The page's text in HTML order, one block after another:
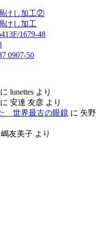
けし加工②
けし加工
1679-48
0907-50
に lunettes より
に 安達 友彦 より
世界最古の眼鏡 に 矢野
嶋友美子 より